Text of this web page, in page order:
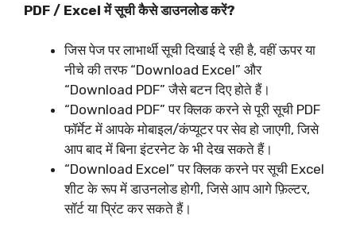
PDF / Excel में सूची कैसे डाउनलोड करें?
जिस पेज पर लाभार्थी सूची दिखाई दे रही है, वहीं ऊपर या
नीचे की तरफ “Download Excel” और
“Download PDF” जैसे बटन दिए होते हैं।​
“Download PDF” पर क्लिक करने से पूरी सूची PDF
फॉर्मेट में आपके मोबाइल/कंप्यूटर पर सेव हो जाएगी, जिसे
आप बाद में बिना इंटरनेट के भी देख सकते हैं।​
“Download Excel” पर क्लिक करने पर सूची Excel
शीट के रूप में डाउनलोड होगी, जिसे आप आगे फ़िल्टर,
सॉर्ट या प्रिंट कर सकते हैं।